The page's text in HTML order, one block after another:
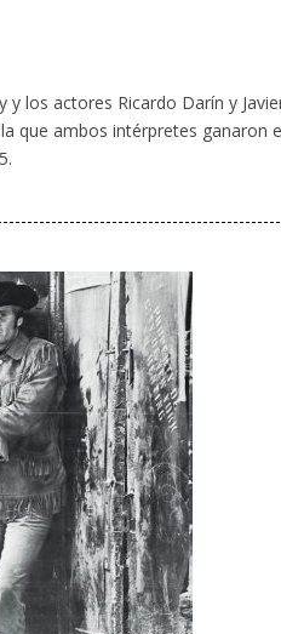
los actores Ricardo Darín y
ambos intérpretes ganaron